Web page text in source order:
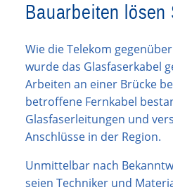
Bauarbeiten lösen
Wie die Telekom
wurde das Glasfaserkabel
Arbeiten an einer Brücke
betroffene Fernkabel
Glasfaserleitungen und
Anschlüsse in der Region.
Unmittelbar nach
seien Techniker und